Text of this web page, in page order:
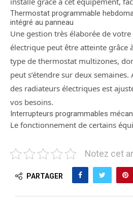
Thermostat programmable
intégré au panneau
Une gestion très élaborée de
électrique peut être atteinte grâce
type de thermostat multizones,
peut s’étendre sur deux
des radiateurs électriques est
vos besoins.
Interrupteurs programmables
Le fonctionnement de certains
Notez cet
PARTAGER